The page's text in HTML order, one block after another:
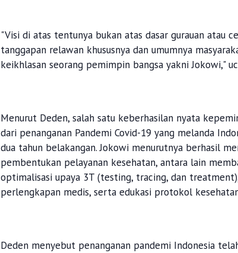
"Visi di atas tentunya bukan atas dasar gurauan atau
tanggapan relawan khususnya dan umumnya
keikhlasan seorang pemimpin bangsa yakni Jokowi,"
Menurut Deden, salah satu keberhasilan nyata
dari penanganan Pandemi Covid-19 yang melanda
dua tahun belakangan. Jokowi menurutnya berhasil
pembentukan pelayanan kesehatan, antara lain
optimalisasi upaya 3T (testing, tracing, dan
perlengkapan medis, serta edukasi protokol
Deden menyebut penanganan pandemi Indonesia